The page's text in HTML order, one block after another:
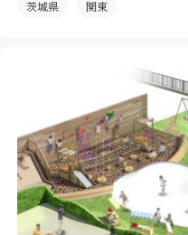
茨城県 関東